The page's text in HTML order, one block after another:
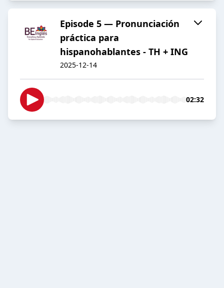
Episode 5 — Pronunciación
práctica para
hispanohablantes - TH + ING
2025-12-14
02:32